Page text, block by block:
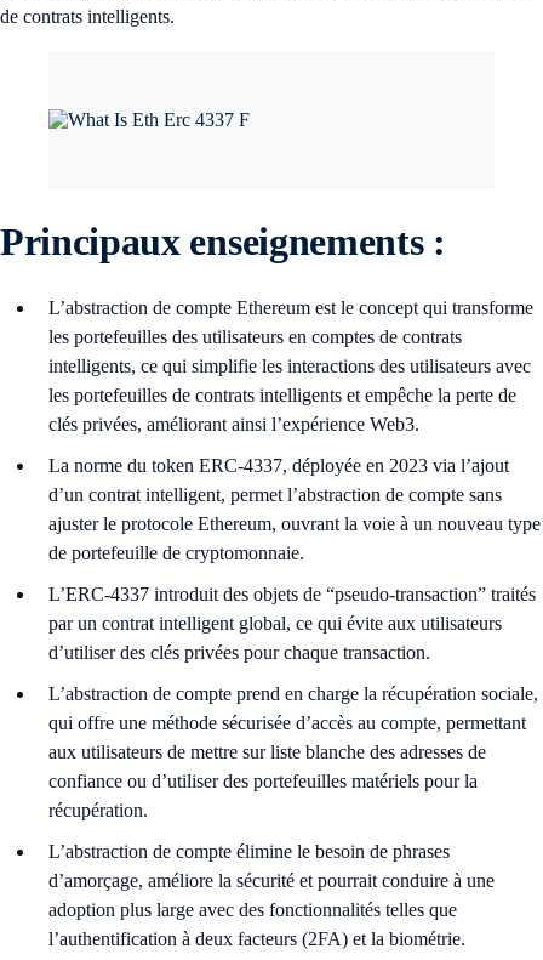
de contrats intelligents.
Principaux enseignements :
L’abstraction de compte Ethereum est le concept qui transforme
les portefeuilles des utilisateurs en comptes de contrats
intelligents, ce qui simplifie les interactions des utilisateurs avec
les portefeuilles de contrats intelligents et empêche la perte de
clés privées, améliorant ainsi l’expérience Web3.
La norme du token ERC-4337, déployée en 2023 via l’ajout
d’un contrat intelligent, permet l’abstraction de compte sans
ajuster le protocole Ethereum, ouvrant la voie à un nouveau type
de portefeuille de cryptomonnaie.
L’ERC-4337 introduit des objets de “pseudo-transaction” traités
par un contrat intelligent global, ce qui évite aux utilisateurs
d’utiliser des clés privées pour chaque transaction.
L’abstraction de compte prend en charge la récupération sociale,
qui offre une méthode sécurisée d’accès au compte, permettant
aux utilisateurs de mettre sur liste blanche des adresses de
confiance ou d’utiliser des portefeuilles matériels pour la
récupération.
L’abstraction de compte élimine le besoin de phrases
d’amorçage, améliore la sécurité et pourrait conduire à une
adoption plus large avec des fonctionnalités telles que
l’authentification à deux facteurs (2FA) et la biométrie.